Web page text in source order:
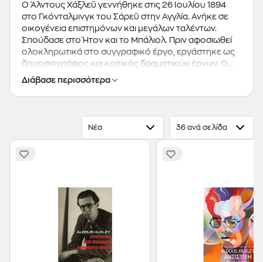
Ο Άλντους Χάξλεϋ γεννήθηκε στις 26 Ιουλίου 1894
στο Γκόνταλμινγκ του Σάρεϋ στην Αγγλία. Ανήκε σε
οικογένεια επιστημόνων και μεγάλων ταλέντων.
Σπούδασε στο Ήτον και το Μπάλιολ. Πριν αφοσιωθεί
ολοκληρωτικά στο συγγραφικό έργο, εργάστηκε ως
δημοσιογράφος και κριτικός δραματικών έργων. Ο
πατέρας του ήταν διευθυντής και εκδότης της
Κόρχιλ-Μάγκαζιν. Πέρασε το μεγαλύτερο μέρος της
δεκαετίας του '20 στην Ιταλία· οι εμπειρίες του από τη
του δρόμου" ("Along the road"). To 1937 o Χάξλεϋ
Από τότε, η εξερεύνηση του ψυχικού του κόσμου
μέσω του μυστικισμού και των παραισθησιογόνων
συλλογές αλλά αργότερα στράφηκε στο
μυθιστόρημα και στο δοκίμιο. Στα μυθιστορήματά του
ανήκουν: "Κίτρινο του χρωμίου" (1921), "Γκροτέσκ"
(1923), "Στο περιθώριο" (1923), "Αυτά τα γυμνά φύλλα"
(1923 και 1925), "Ο μικρός Μεξικανός" (1925), "Κατά
μήκος του δρόμου" (1925), "Δύο ή τρεις Χάριτες"
Διάβασε περισσότερα
Νέα 36 ανά σελίδα